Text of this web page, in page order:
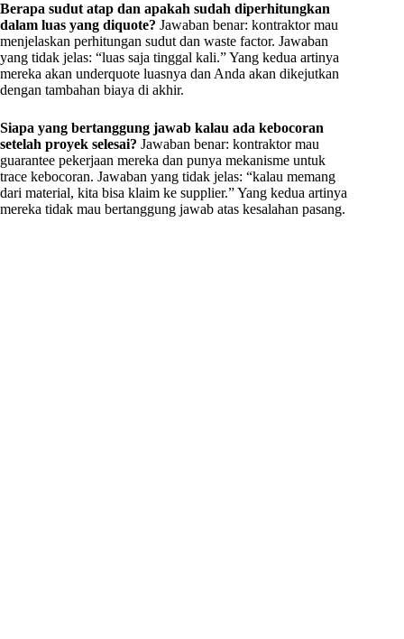
Berapa sudut atap dan apakah sudah diperhitungkan
dalam luas yang diquote? Jawaban benar: kontraktor mau
menjelaskan perhitungan sudut dan waste factor. Jawaban
yang tidak jelas: “luas saja tinggal kali.” Yang kedua artinya
mereka akan underquote luasnya dan Anda akan dikejutkan
dengan tambahan biaya di akhir.
Siapa yang bertanggung jawab kalau ada kebocoran
setelah proyek selesai? Jawaban benar: kontraktor mau
guarantee pekerjaan mereka dan punya mekanisme untuk
trace kebocoran. Jawaban yang tidak jelas: “kalau memang
dari material, kita bisa klaim ke supplier.” Yang kedua artinya
mereka tidak mau bertanggung jawab atas kesalahan pasang.